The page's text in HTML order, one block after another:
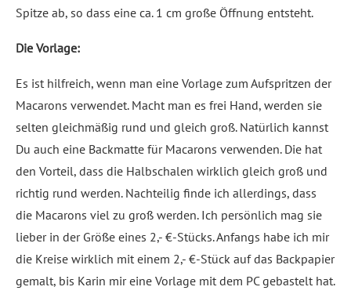
Spitze ab, so dass eine ca. 1 cm große Öffnung entsteht.
Die Vorlage:
Es ist hilfreich, wenn man eine Vorlage zum Aufspritzen der
Macarons verwendet. Macht man es frei Hand, werden sie
selten gleichmäßig rund und gleich groß. Natürlich kannst
Du auch eine Backmatte für Macarons verwenden. Die hat
den Vorteil, dass die Halbschalen wirklich gleich groß und
richtig rund werden. Nachteilig finde ich allerdings, dass
die Macarons viel zu groß werden. Ich persönlich mag sie
lieber in der Größe eines 2,- €-Stücks. Anfangs habe ich mir
die Kreise wirklich mit einem 2,- €-Stück auf das Backpapier
gemalt, bis Karin mir eine Vorlage mit dem PC gebastelt hat.